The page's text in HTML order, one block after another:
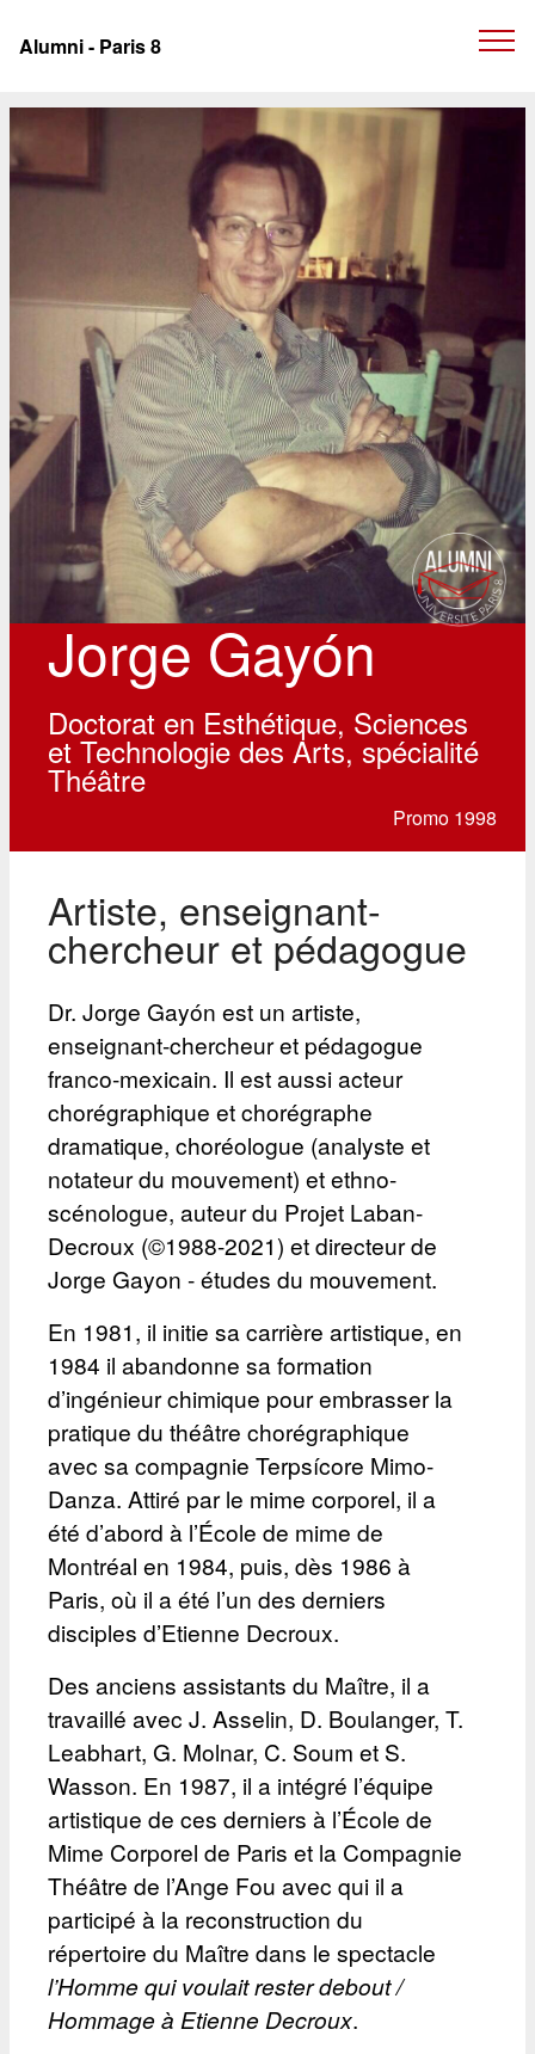
Alumni - Paris 8
Jorge Gayón
Doctorat en Esthétique, Sciences
et Technologie des Arts, spécialité
Théâtre
Promo 1998
Artiste, enseignant-
chercheur et pédagogue
Dr. Jorge Gayón est un artiste,
enseignant-chercheur et pédagogue
franco-mexicain. Il est aussi acteur
chorégraphique et chorégraphe
dramatique, choréologue (analyste et
notateur du mouvement) et ethno-
scénologue, auteur du Projet Laban-
Decroux (©1988-2021) et directeur de
Jorge Gayon - études du mouvement.
En 1981, il initie sa carrière artistique, en
1984 il abandonne sa formation
d’ingénieur chimique pour embrasser la
pratique du théâtre chorégraphique
avec sa compagnie Terpsícore Mimo-
Danza. Attiré par le mime corporel, il a
été d’abord à l’École de mime de
Montréal en 1984, puis, dès 1986 à
Paris, où il a été l’un des derniers
disciples d’Etienne Decroux.
Des anciens assistants du Maître, il a
travaillé avec J. Asselin, D. Boulanger, T.
Leabhart, G. Molnar, C. Soum et S.
Wasson. En 1987, il a intégré l’équipe
artistique de ces derniers à l’École de
Mime Corporel de Paris et la Compagnie
Théâtre de l’Ange Fou avec qui il a
participé à la reconstruction du
répertoire du Maître dans le spectacle
l’Homme qui voulait rester debout /
Hommage à Etienne Decroux.